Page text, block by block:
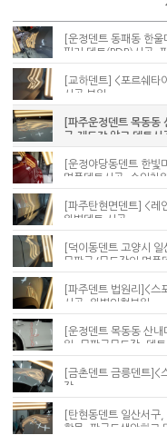
[운정덴트 동패동 한
필러 덴트(PDR)시공,
[교하덴트] <포르쉐타
시공 복원
[파주운정덴트 목동동
금,재도장 않고 덴트
[운정야당동덴트 한빛
명품덴트시공, 수입차
[파주탄현면덴트] <레
완벽덴트 시공
[덕이동덴트 고양시
무판금/무도장의 명품
[파주덴트 법원리]<스
시공, 완벽외형복원
[운정덴트 목동동 산
원, 무판금무도장, 덴
[금촌덴트 금릉덴트]<
장
[탄현동덴트 일산서구
함몰, 판금도색안하고